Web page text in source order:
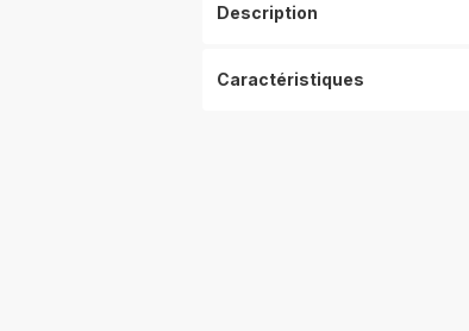
Description
Caractéristiques